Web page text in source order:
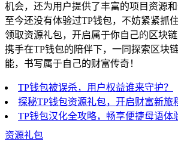
机会，还为用户提供了丰富的项目资源
至今还没有体验过TP钱包，不妨紧紧抓
领取资源礼包，开启属于你自己的区块
携手在TP钱包的陪伴下，一同探索区块
能，书写属于自己的财富传奇！
TP钱包被误杀，用户权益谁来守护？
探秘TP钱包资源礼包，开启财富新旅
TP钱包汉化全攻略，畅享便捷母语体
资源礼包